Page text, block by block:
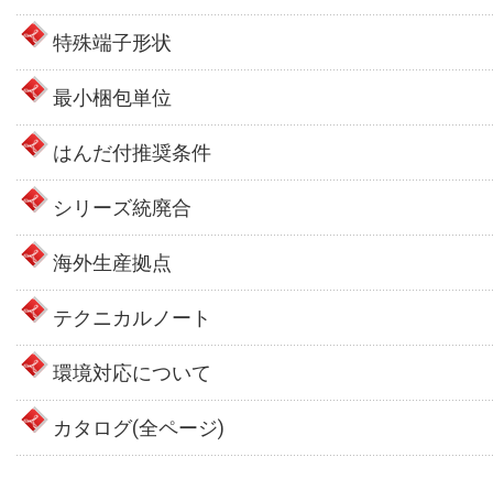
特殊端子形状
最小梱包単位
はんだ付推奨条件
シリーズ統廃合
海外生産拠点
テクニカルノート
環境対応について
カタログ(全ページ)